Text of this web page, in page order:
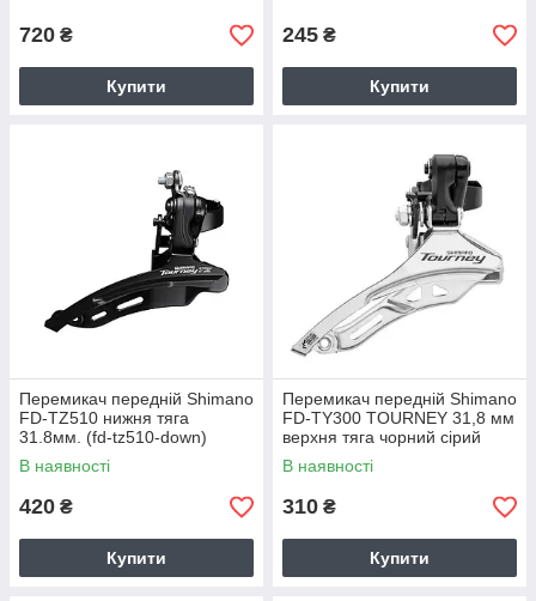
720 ₴
Купити
245 ₴
Купити
Перемикач передній Shimano
FD-TZ510 нижня тяга
31.8мм. (fd-tz510-down)
В наявності
420 ₴
Купити
Перемикач передній Shimano
FD-TY300 TOURNEY 31,8 мм
верхня тяга чорний сірий
(DERF-222)
В наявності
310 ₴
Купити